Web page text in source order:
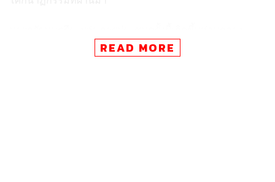
บริบทของความท้าทายระดับโลกที่เชื่อมโยงกันข้ามพรมแดน
ทั้งภัยธรรมชาติที่รุนแรงขึ้น จากการเปลี่ยนแปลงสภาพภูมิ
READ MORE